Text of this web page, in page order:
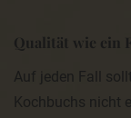
Qualität wie ein
Auf jeden Fall
Kochbuchs nicht
Auttomatic
Adresse ab und
Avatar-Bild